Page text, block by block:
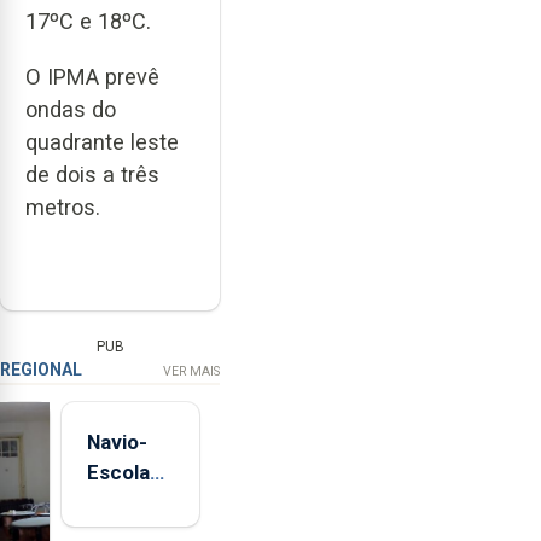
17ºC e 18ºC.
O IPMA prevê
ondas do
quadrante leste
de dois a três
metros.
PUB
REGIONAL VER MAIS
Navio-
Escola
está de